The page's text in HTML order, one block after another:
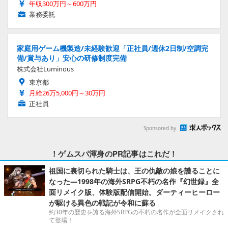
年収300万円～600万円
業務委託
家庭用ゲーム機製造/未経験歓迎「正社員/週休2日制/空調完
備/賞与あり」安心の研修制度完備
株式会社Luminous
東京都
月給26万5,000円～30万円
正社員
Sponsored by
！ゲムスパ渾身のPR記事はこれだ！
祖国に裏切られた騎士は、王の仇敵の娘を護ることに
なった―1998年の海外SRPG不朽の名作『幻世録』全
面リメイク版、体験版配信開始。ダーティーヒーロー
が駆ける異色の戦記が令和に蘇る
約30年の歴史を誇る海外SRPGの不朽の名作が全面リメイクされ
て登場！